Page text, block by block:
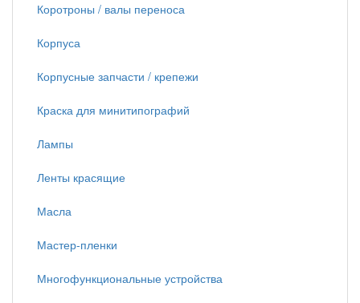
Коротроны / валы переноса
Корпуса
Корпусные запчасти / крепежи
Краска для минитипографий
Лампы
Ленты красящие
Масла
Мастер-пленки
Многофункциональные устройства